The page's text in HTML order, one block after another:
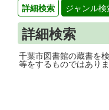
詳細検索 ジャンル検
詳細検索
千葉市図書館
等をするものではありま